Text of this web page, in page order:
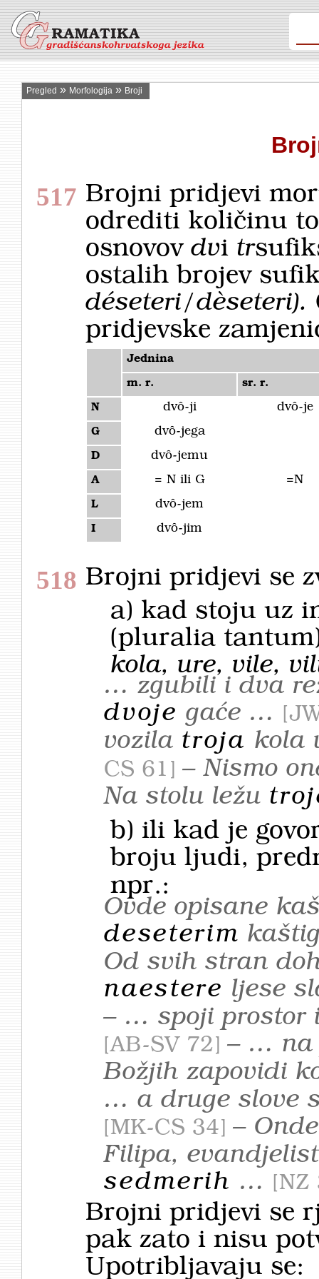
Pregled » Morfologija » Broji
517 Brojni pridjevi
odrediti količinu
osnovov dvi tr
ostalih brojev
déseteri/dèseteri).
pridjevske
Jednina
m. r.
sr. r.
N
dvȏ-ji dvȏ-je
G dvȏ-jega
D dvȏ-jemu
A = N ili G =N
L dvȏ-jem
I dvȏ-jim
518 Brojni pridjevi se
a) kad stoju uz
(pluralia
kola, ure, vile,
… zgubili i dva
dvoje gaće …
vozila troja kola
CS 61
– Nismo
Na stolu ležu
b) ili kad je
broju ljudi,
npr.:
Ovde opisane
deseterim
Od svih stran
na­estere ljese
– … spoji prostor
AB-SV 72
– … na
Božjih zapovidi
… a druge slove
MK-CS 34 –
Filipa,
sedmerih … NZ
Brojni pridjevi se
pak zato i nisu
Upotribljavaju se: